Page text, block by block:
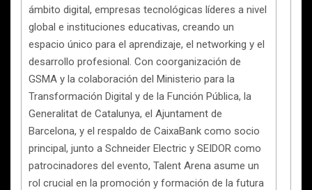
ámbito digital, empresas tecnológicas líderes a nivel
global e instituciones educativas, creando un
espacio único para el aprendizaje, el networking y el
desarrollo profesional. Con coorganización de
GSMA y la colaboración del Ministerio para la
Transformación Digital y de la Función Pública, la
Generalitat de Catalunya, el Ajuntament de
Barcelona, y el respaldo de CaixaBank como socio
principal, junto a Schneider Electric y SEIDOR como
patrocinadores del evento, Talent Arena asume un
rol crucial en la promoción y formación de la futura